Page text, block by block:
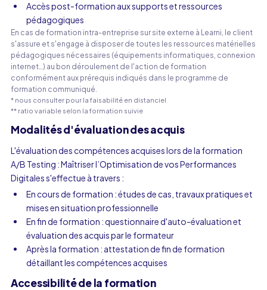
Accès post-formation aux supports et ressources
pédagogiques
En cas de formation intra-entreprise sur site externe à Learni, le client
s'assure et s'engage à disposer de toutes les ressources matérielles
pédagogiques nécessaires (équipements informatiques, connexion
internet…) au bon déroulement de l'action de formation
conformément aux prérequis indiqués dans le programme de
formation communiqué.
* nous consulter pour la faisabilité en distanciel
** ratio variable selon la formation suivie
Modalités d'évaluation des acquis
L'évaluation des compétences acquises lors de la formation
A/B Testing : Maîtriser l’Optimisation de vos Performances
Digitales s'effectue à travers :
En cours de formation : études de cas, travaux pratiques et
mises en situation professionnelle
En fin de formation : questionnaire d'auto-évaluation et
évaluation des acquis par le formateur
Après la formation : attestation de fin de formation
détaillant les compétences acquises
Accessibilité de la formation